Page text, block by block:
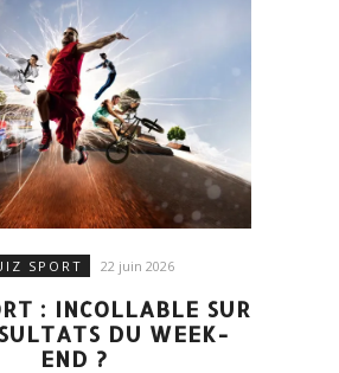
SPORT 22 juin 2026
: INCOLLABLE SUR
DU WEEK-
END ?